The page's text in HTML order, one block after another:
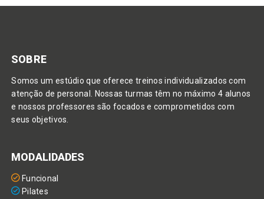
SOBRE
Somos um estúdio que oferece treinos individualizados com
atenção de personal. Nossas turmas têm no máximo 4 alunos
e nossos professores são focados e comprometidos com
seus objetivos.
MODALIDADES
Funcional
Pilates